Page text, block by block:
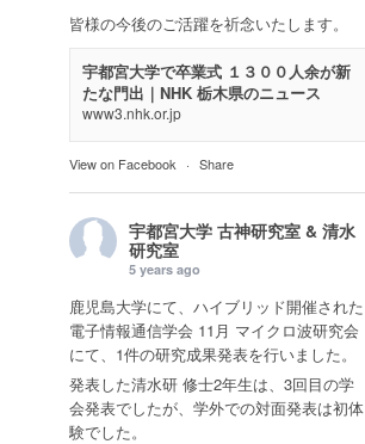
皆様の今後のご活躍を祈念いたします。
宇都宮大学で卒業式 １３００人余が新
たな門出｜NHK 栃木県のニュース
www3.nhk.or.jp
View on Facebook · Share
宇都宮大学 古神研究室 & 清水
研究室
5 years ago
鹿児島大学にて、ハイブリッド開催された
電子情報通信学会 11月 マイクロ波研究会
にて、1件の研究成果発表を行いました。
発表した清水研 修士2年生は、3回目の学
会発表でしたが、学外での対面発表は初体
験でした。